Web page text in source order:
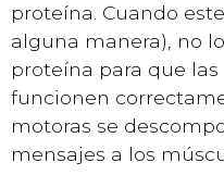
proteína. Cuando este
alguna manera), no
proteína para que
funcionen
motoras se
mensajes a los